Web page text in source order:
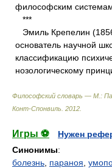
философским
***
Эмиль Крепелин
основатель научной
классификацию
нозологическому
Философский словарь — М.:
Конт-Спонвиль 2012
Игры ⚽
Нужен
Синонимы:
болезнь параноя